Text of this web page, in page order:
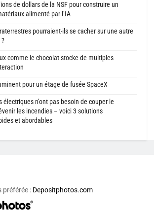
de dollars de la NSF pour construire un
alimenté par l’IA
pourraient-ils se cacher sur une autre
comme le chocolat stocke de multiples
pour un étage de fusée SpaceX
électriques n’ont pas besoin de couper le
les incendies – voici 3 solutions
et abordables
préférée : Depositphotos.com